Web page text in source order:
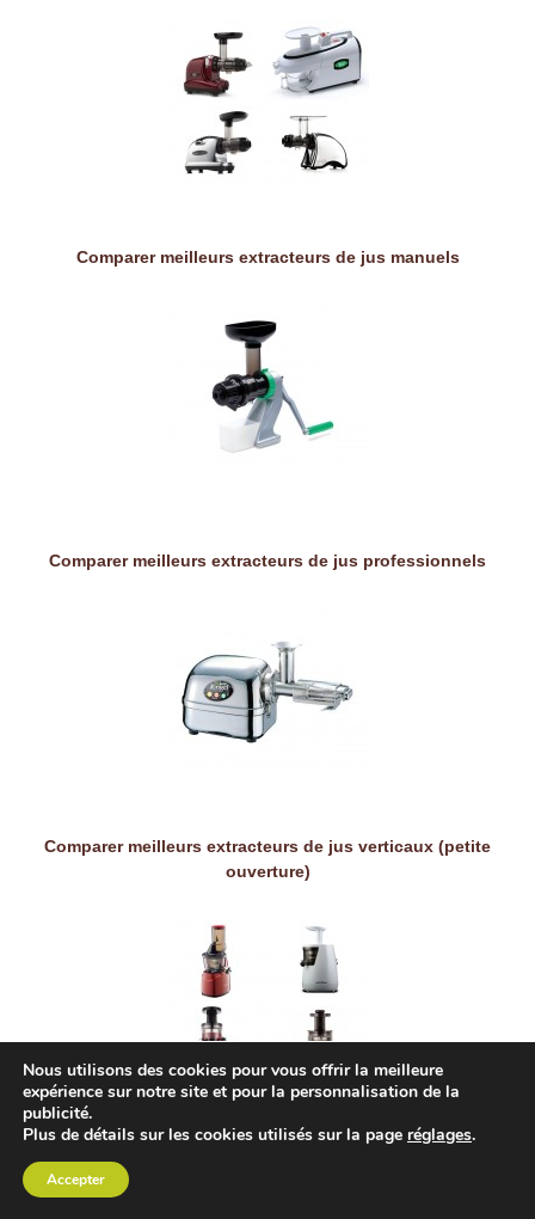
Comparer meilleurs extracteurs de jus manuels
Comparer meilleurs extracteurs de jus professionnels
Comparer meilleurs extracteurs de jus verticaux (petite
ouverture)
Autres comparatifs
Nous utilisons des cookies pour vous offrir la meilleure
expérience sur notre site et pour la personnalisation de la
publicité.
Plus de détails sur les cookies utilisés sur la page réglages.
Accepter